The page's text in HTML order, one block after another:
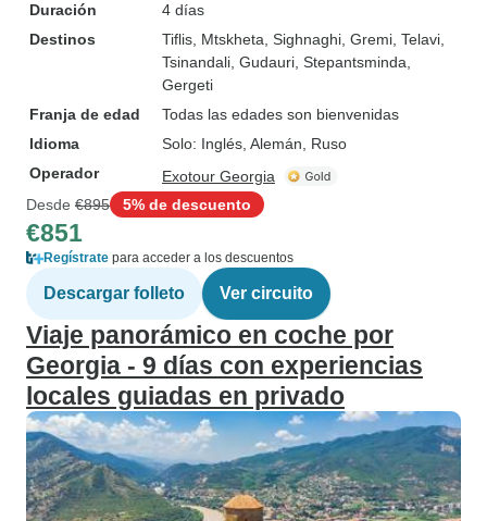
Duración
4 días
Destinos
Tiflis , Mtskheta , Sighnaghi , Gremi , Telavi
Tsinandali , Gudauri , Stepantsminda
Gergeti
Franja de edad
Todas las edades son bienvenidas
Idioma
Solo: Inglés, Alemán, Ruso
Operador
Exotour Georgia
Desde €895 5% de descuento
€851
Regístrate para acceder a los descuentos
Descargar folleto Ver circuito
Viaje panorámico en coche por
Georgia - 9 días con experiencias
locales guiadas en privado